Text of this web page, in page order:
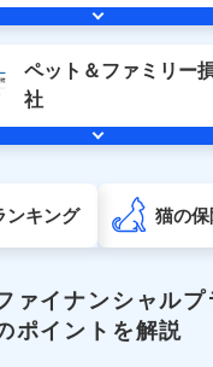
ペット＆ファミリー
社
ンキング 猫の
ァイナンシャルプ
ポイントを解説